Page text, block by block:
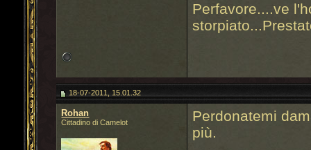
Perfavore....ve
18-07-2011, 15.01.32
Rohan
Cittadino di Camelot
Perdonatemi
più.